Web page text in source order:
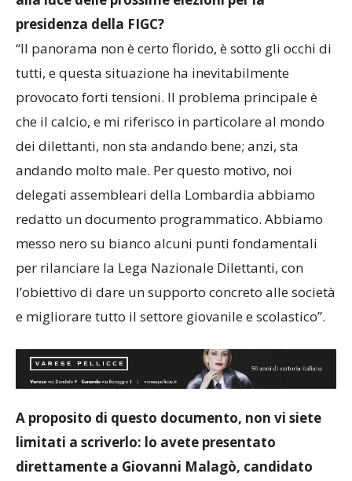
alla luce delle prossime elezioni per la
A proposito di questo documento, non vi siete
limitati a scriverlo: lo avete presentato